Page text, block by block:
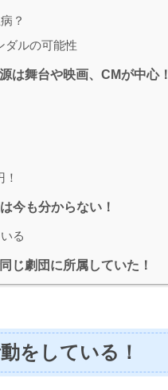
？
ダルの可能性
は舞台や映画、CMが中心！
今も分からない！
る
じ劇団に所属していた！
をしている！